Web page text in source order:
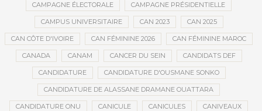
CAMPAGNE ÉLECTORALE CAMPAGNE PRÉSIDENTIELLE
CAMPUS UNIVERSITAIRE CAN 2023 CAN 2025
CAN CÔTE D'IVOIRE CAN FÉMININE 2026 CAN FÉMININE MAROC
CANADA CANAM CANCER DU SEIN CANDIDATS DEF
CANDIDATURE CANDIDATURE D'OUSMANE SONKO
CANDIDATURE DE ALASSANE DRAMANE OUATTARA
CANDIDATURE ONU CANICULE CANICULES CANIVEAUX